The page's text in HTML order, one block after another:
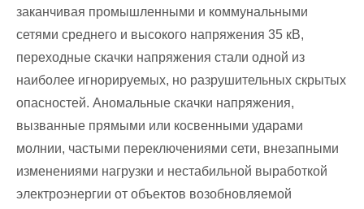
заканчивая промышленными и коммунальными
сетями среднего и высокого напряжения 35 кВ,
переходные скачки напряжения стали одной из
наиболее игнорируемых, но разрушительных скрытых
опасностей. Аномальные скачки напряжения,
вызванные прямыми или косвенными ударами
молнии, частыми переключениями сети, внезапными
изменениями нагрузки и нестабильной выработкой
электроэнергии от объектов возобновляемой